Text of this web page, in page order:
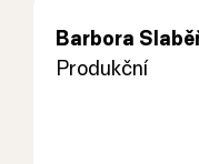
Barbora
Produkční